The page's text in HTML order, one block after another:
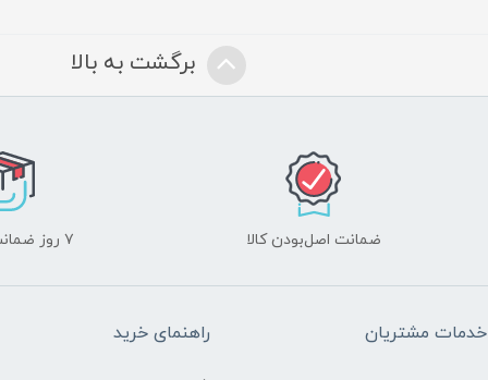
برگشت به بالا
ضمانت اصل‌بودن کالا ۷ روز ضمانت بازگشت
خدمات مشتریان راهنمای خرید